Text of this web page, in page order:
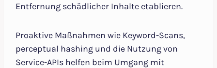
Entfernung schädlicher Inhalte etablieren.
Proaktive Maßnahmen wie Keyword-Scans,
perceptual hashing und die Nutzung von
Service-APIs helfen beim Umgang mit